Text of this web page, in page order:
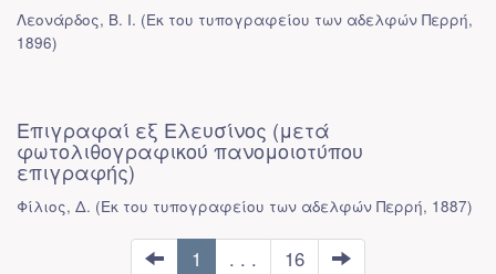
Λεονάρδος, Β. Ι. (Εκ του τυπογραφείου των αδελφών Περρή,
1896)
Επιγραφαί εξ Ελευσίνος (μετά
φωτολιθογραφικού πανομοιοτύπου
επιγραφής)
Φίλιος, Δ. (Εκ του τυπογραφείου των αδελφών Περρή, 1887)
1 . . . 16